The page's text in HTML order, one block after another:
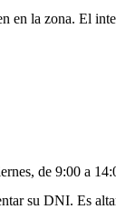
en la zona. El
de 9:00 a
su DNI. Es